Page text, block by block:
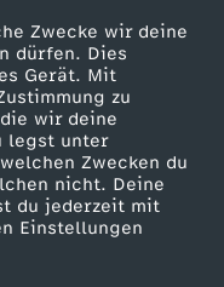
Zwecke wir deine
dürfen. Dies
Gerät. Mit
zu
wir deine
legst unter
Zwecken du
nicht. Deine
du jederzeit mit
Einstellungen